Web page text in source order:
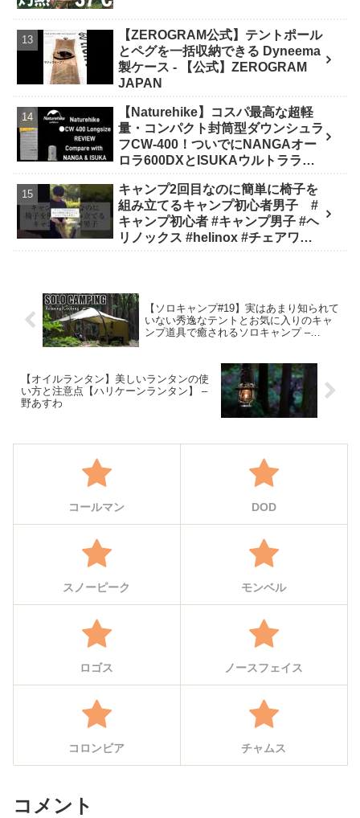
【ZEROGRAM公式】テントポール
とペグを一括収納できる Dyneema
製ケース - 【公式】ZEROGRAM
JAPAN
【Naturehike】コスパ最高な超軽
量・コンパクト封筒型ダウンシュラ
フCW-400！ついでにNANGAオー
ロラ600DXとISUKAウルトラライ
channel / Ride&Camp
キャンプ2回目なのに簡単に椅子を
組み立てるキャンプ初心者男子 #
キャンプ初心者 #キャンプ男子 #ヘ
リノックス #helinox #チェアワン #
【ソロキャンプ#19】実はあまり知られて
いない秀逸なテントとお気に入りのキャ
ンプ道具で癒されるソロキャンプ –
【オイルランタン】美しいランタンの使
い方と注意点【ハリケーンランタン】 –
野あすわ
コールマン DOD
スノーピーク モンベル
ロゴス ノースフェイス
コロンビア チャムス
コメント